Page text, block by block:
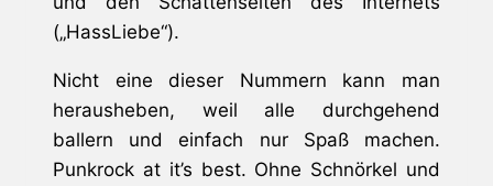
(„HassLiebe“).
Nicht eine dieser Nummern kann man
herausheben, weil alle durchgehend
ballern und einfach nur Spaß machen.
Punkrock at it’s best. Ohne Schnörkel und